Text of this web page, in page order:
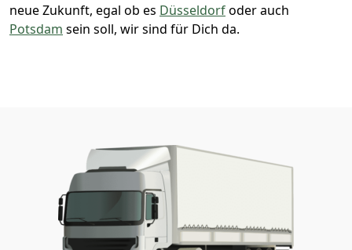
neue Zukunft, egal ob es Düsseldorfoder auch
Potsdam sein soll, wir sind für Dich da.